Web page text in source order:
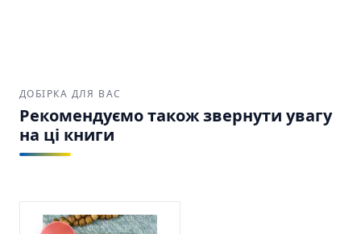
ДОБІРКА ДЛЯ ВАС
Рекомендуємо також звернути увагу
на ці книги